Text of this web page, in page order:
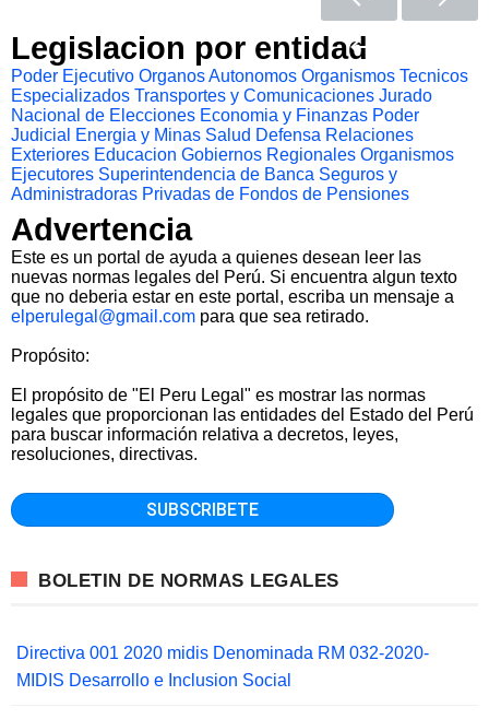
Legislacion por entidad
Poder Ejecutivo Organos Autonomos Organismos Tecnicos
Especializados Transportes y Comunicaciones Jurado
Nacional de Elecciones Economia y Finanzas Poder
Judicial
Energia y Minas Salud Defensa Relaciones
Exteriores Educacion Gobiernos Regionales Organismos
Ejecutores Superintendencia de Banca Seguros y
Administradoras Privadas de Fondos de Pensiones
Advertencia
Este es un portal de ayuda a quienes desean leer las
nuevas normas legales del Perú. Si encuentra algun texto
que no deberia estar en este portal, escriba un mensaje a
elperulegal@gmail.com para que sea retirado.
Propósito:
El propósito de "El Peru Legal" es mostrar las normas
legales que proporcionan las entidades del Estado del Perú
para buscar información relativa a decretos, leyes,
resoluciones, directivas.
BOLETIN DE NORMAS LEGALES
Directiva 001 2020 midis Denominada RM 032-2020-
MIDIS Desarrollo e Inclusion Social